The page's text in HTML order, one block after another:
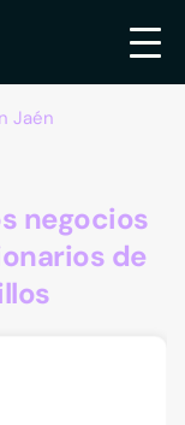
Jaén
negocios
de